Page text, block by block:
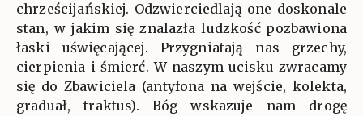
chrześcijańskiej. Odzwierciedlają one doskonale
stan, w jakim się znalazła ludzkość pozbawiona
łaski uświęcającej. Przygniatają nas grzechy,
cierpienia i śmierć. W naszym ucisku zwracamy
się do Zbawiciela (antyfona na wejście, kolekta,
graduał, traktus). Bóg wskazuje nam drogę